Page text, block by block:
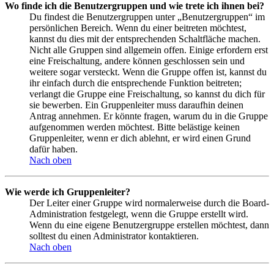
Wo finde ich die Benutzergruppen und wie trete ich ihnen bei?
Du findest die Benutzergruppen unter „Benutzergruppen“ im
persönlichen Bereich. Wenn du einer beitreten möchtest,
kannst du dies mit der entsprechenden Schaltfläche machen.
Nicht alle Gruppen sind allgemein offen. Einige erfordern erst
eine Freischaltung, andere können geschlossen sein und
weitere sogar versteckt. Wenn die Gruppe offen ist, kannst du
ihr einfach durch die entsprechende Funktion beitreten;
verlangt die Gruppe eine Freischaltung, so kannst du dich für
sie bewerben. Ein Gruppenleiter muss daraufhin deinen
Antrag annehmen. Er könnte fragen, warum du in die Gruppe
aufgenommen werden möchtest. Bitte belästige keinen
Gruppenleiter, wenn er dich ablehnt, er wird einen Grund
dafür haben.
Nach oben
Wie werde ich Gruppenleiter?
Der Leiter einer Gruppe wird normalerweise durch die Board-
Administration festgelegt, wenn die Gruppe erstellt wird.
Wenn du eine eigene Benutzergruppe erstellen möchtest, dann
solltest du einen Administrator kontaktieren.
Nach oben